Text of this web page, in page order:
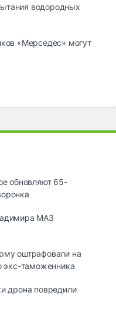
водородных
«Мерседес» могут
обновляют 65-
МАЗ
оштрафовали на
экс-таможенника
дрона повредили